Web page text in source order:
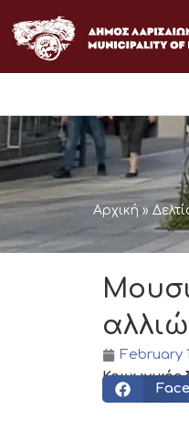
to
content
Αρχική »
February